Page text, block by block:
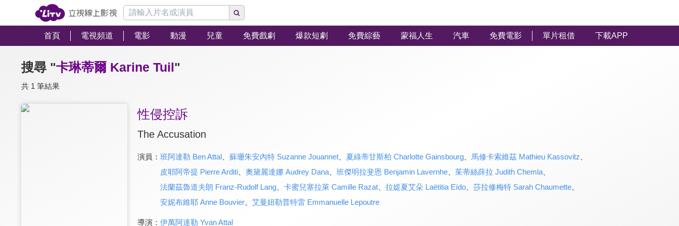
首頁 電視頻道 電影 動漫 兒童 免費戲劇 爆款短劇 免費綜藝 蒙福人生 汽車 免費電影 單片租借 下載APP
搜尋 "卡琳蒂爾 Karine Tuil"
共 1 筆結果
性侵控訴
The Accusation
演員： 班阿達勒 Ben Attal、 蘇珊朱安內特 Suzanne Jouannet、 夏綠蒂甘斯柏 Charlotte Gainsbourg、 馬修卡索維茲 Mathieu Kassovitz
皮耶阿帝提 Pierre Arditi、 奧黛麗達娜 Audrey Dana、 班傑明拉斐恩 Benjamin Lavernhe、 茱蒂絲薛拉 Judith Chemla、
法蘭茲魯道夫朗 Franz-Rudolf Lang、 卡蜜兒塞拉萊 Camille Razat、 拉媞夏艾朵 Laëtitia Eïdo、 莎拉修梅特 Sarah Chaumette、
安妮布維耶 Anne Bouvier、 艾曼妞勒普特雷 Emmanuelle Lepoutre
導演： 伊萬阿達勒 Yvan Attal